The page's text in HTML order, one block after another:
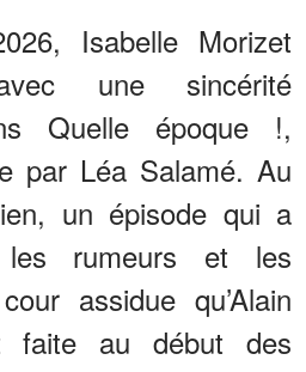
Isabelle Morizet
une sincérité
Quelle époque !,
par Léa Salamé. Au
un épisode qui a
les rumeurs et les
assidue qu’Alain
faite au début des